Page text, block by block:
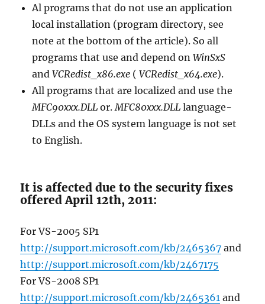
Al programs that do not use an application
local installation (program directory, see
note at the bottom of the article). So all
programs that use and depend onWinSxS
andVCRedist_x86.exe (VCRedist_x64.exe).
All programs that are localized and use the
MFC90xxx.DLLor. MFC80xxx.DLLlanguage-
DLLs and the OS system language is not set
to English.
It is affected due to the security fixes
offered April 12th, 2011:
For VS-2005 SP1
http://support.microsoft.com/kb/2465367 and
http://support.microsoft.com/kb/2467175
For VS-2008 SP1
http://support.microsoft.com/kb/2465361 and